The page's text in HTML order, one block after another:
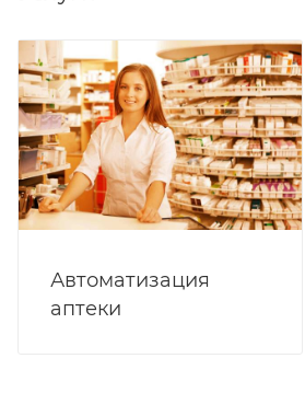
Автоматизация
аптеки